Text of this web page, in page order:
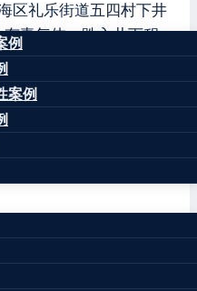
例
案例
区礼乐街道五四村下井
毒气体，跌入井下积
送至医院后，其中4人
中，生命体征平稳。事